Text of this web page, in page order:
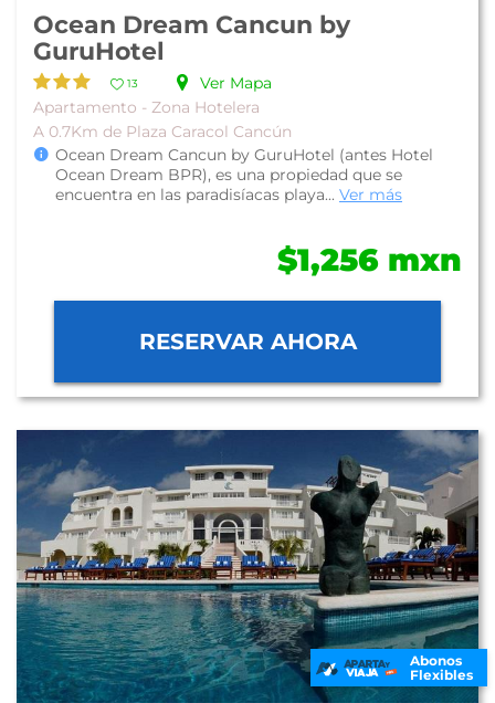
Ocean Dream Cancun by
GuruHotel
13
Ver Mapa
Apartamento - Zona Hotelera
A 0.7Km de Plaza Caracol Cancún
Ocean Dream Cancun by GuruHotel (antes Hotel
Ocean Dream BPR), es una propiedad que se
encuentra en las paradisíacas playa... Ver más
$1,256 mxn
RESERVAR AHORA
Abonos
Flexibles